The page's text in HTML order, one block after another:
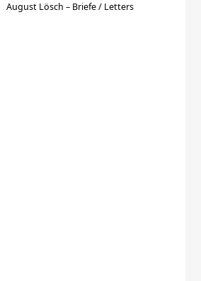
August Lösch – Briefe / Letters